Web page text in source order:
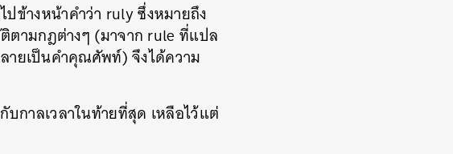
ปข้างหน้าคำว่า ruly ซึ่งหมายถึง
ตามกฎต่างๆ (มาจาก rule ที่แปล
ายเป็นคำคุณศัพท์) จึงได้ความ
กาลเวลาในท้ายที่สุด เหลือไว้แต่